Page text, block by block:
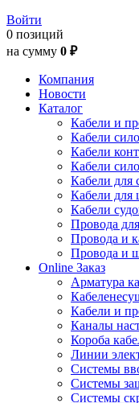
Войти
0 позиций
на сумму 0 ₽
Компания
Новости
Каталог
Кабели и
Кабели
Кабели
Кабели
Кабели для
Кабели для
Кабели
Провода
Провода и
Провода и
Online Заказ
Арматура
Кабели и
Каналы
Короба
Линии
Системы
Системы
Системы